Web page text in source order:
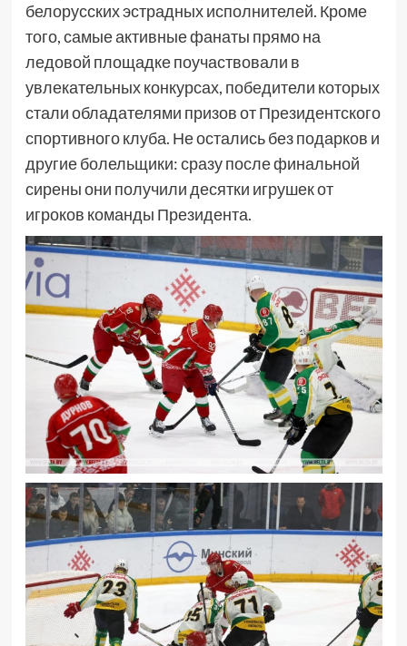
белорусских эстрадных исполнителей. Кроме
того, самые активные фанаты прямо на
ледовой площадке поучаствовали в
увлекательных конкурсах, победители которых
стали обладателями призов от Президентского
спортивного клуба. Не остались без подарков и
другие болельщики: сразу после финальной
сирены они получили десятки игрушек от
игроков команды Президента.